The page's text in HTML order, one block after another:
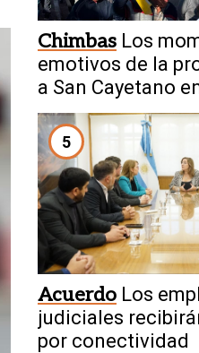
Chimbas Los
emotivos de la
a San Cayetano
5
Acuerdo Los
judiciales
por conectividad